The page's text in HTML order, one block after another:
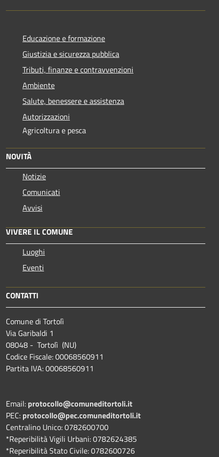
Educazione e formazione
Giustizia e sicurezza pubblica
Tributi, finanze e contravvenzioni
Ambiente
Salute, benessere e assistenza
Autorizzazioni
Agricoltura e pesca
NOVITÀ
Notizie
Comunicati
Avvisi
VIVERE IL COMUNE
Luoghi
Eventi
CONTATTI
Comune di Tortolì
Via Garibaldi 1
08048 - Tortolì (NU)
Codice Fiscale: 00068560911
Partita IVA: 00068560911
Email: protocollo@comuneditortoli.it
PEC: protocollo@pec.comuneditortoli.it
Centralino Unico: 0782600700
*Reperibilità Vigili Urbani: 0782624385
*Reperibilità Stato Civile: 0782600726